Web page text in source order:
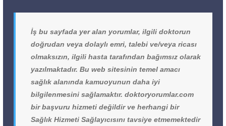
İş bu sayfada yer alan yorumlar, ilgili doktorun
doğrudan veya dolaylı emri, talebi ve/veya ricası
olmaksızın, ilgili hasta tarafından bağımsız olarak
yazılmaktadır. Bu web sitesinin temel amacı
sağlık alanında kamuoyunun daha iyi
bilgilenmesini sağlamaktır. doktoryorumlar.com
bir başvuru hizmeti değildir ve herhangi bir
Sağlık Hizmeti Sağlayıcısını tavsiye etmemektedir